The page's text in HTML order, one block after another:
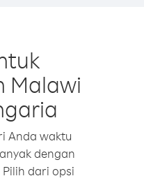
Malawi
Anda waktu
dengan
dari opsi